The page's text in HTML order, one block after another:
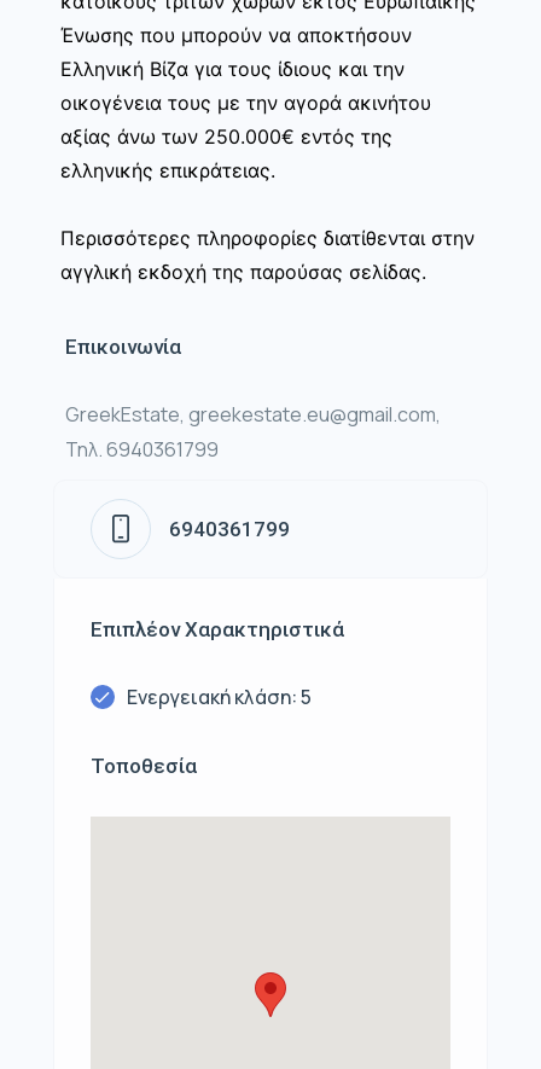
Ένωσης που μπορούν να αποκτήσουν
Ελληνική Βίζα για τους ίδιους και την
οικογένεια τους με την αγορά ακινήτου
αξίας άνω των 250.000€ εντός της
ελληνικής επικράτειας.
Περισσότερες πληροφορίες διατίθενται στην
αγγλική εκδοχή της παρούσας σελίδας.
Επικοινωνία
GreekEstate, greekestate.eu@gmail.com,
Τηλ. 6940361799
6940361799
Επιπλέον Χαρακτηριστικά
Ενεργειακή κλάση: 5
Τοποθεσία